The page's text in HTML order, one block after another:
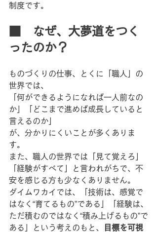
制度です。
■　なぜ、大夢道をつく
ったのか？
ものづくりの仕事、とくに「職人」の
世界では、
「何ができるようになれば一人前なの
か」「どこまで進めば成長していると
言えるのか」
が、分かりにくいことが多くありま
す。
また、職人の世界では「見て覚えろ」
「経験がすべて」と言われがちで、不
安を感じる方も少なくありません。
ダイムワカイでは、「技術は、感覚で
はなく“育てるもの”である」「経験は、
ただ積むのではなく“積み上げるもの”で
ある」という考えのもと、
目標を可視